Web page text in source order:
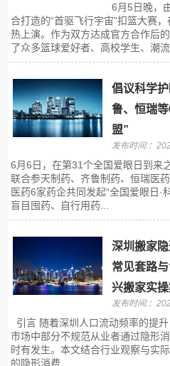
6月5日晚，
合打造的“首驱飞行宇宙”扣篮大赛
热上演。作为双方达成官方合作后
了众多篮球爱好者、高校学生、潮流
倡议科学
鲁、恒瑞
盟”
发布时间:：
6月6日，在第31个全国爱眼日到来
联合参天制药、齐鲁制药、恒瑞医
医药6家药企共同发起“全国爱眼日·
盲目囤药、自行用药...
深圳搬家
常见套路
兴搬家实操
发布时间:：
引言 随着深圳人口流动频率的提
市场中部分不规范从业者通过隐形
时有发生。本文结合行业观察与实
的隐形消费...